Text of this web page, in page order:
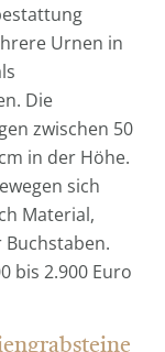
Urnen in
Die
zwischen 50
in der Höhe.
sich
Material,
bis 2.900 Euro